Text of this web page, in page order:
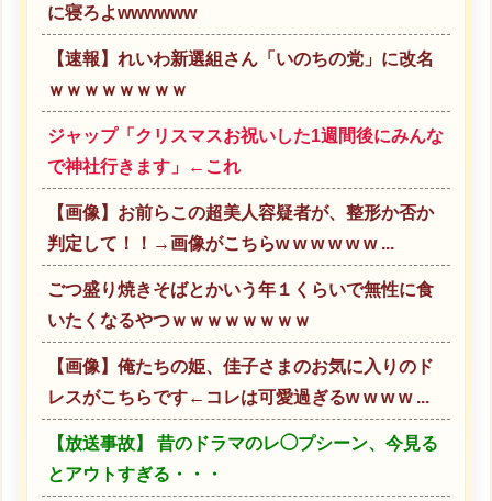
に寝ろよwwwwww
【速報】れいわ新選組さん「いのちの党」に改名
ｗｗｗｗｗｗｗｗ
ジャップ「クリスマスお祝いした1週間後にみんな
で神社行きます」←これ
【画像】お前らこの超美人容疑者が、整形か否か
判定して！！→画像がこちらw w w w w w ...
ごつ盛り焼きそばとかいう年１くらいで無性に食
いたくなるやつｗｗｗｗｗｗｗｗ
【画像】俺たちの姫、佳子さまのお気に入りのド
レスがこちらです←コレは可愛過ぎるw w w w ...
【放送事故】 昔のドラマのレ◯プシーン、今見る
とアウトすぎる・・・